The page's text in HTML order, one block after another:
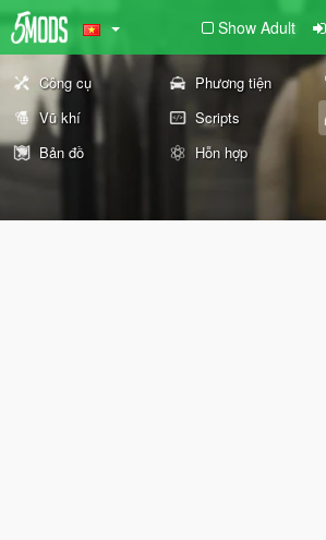
Show Adult
Công cụ Phương tiện
Vũ khí
Scripts
Bản đồ
Hỗn hợp